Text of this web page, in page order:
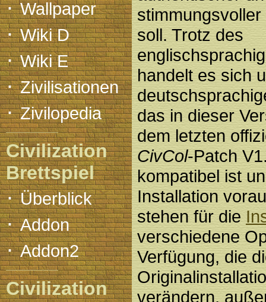
·Wallpaper
·Wiki D
·Wiki E
·Zivilisationen
·Zivilopedia
Civilization
Brettspiel
·Überblick
·Addon
·Addon2
Civilization
soll. Trotz des
handelt es sich
das in dieser
dem letzten
CivCol-Patch
kompatibel ist
Installation
stehen für die
verschiedene
Verfügung, die
verändern,